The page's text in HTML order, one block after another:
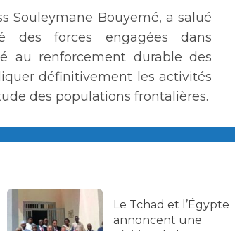
Souleymane Bouyemé, a salué
des forces engagées dans
au renforcement durable des
définitivement les activités
des populations frontalières.
Le Tchad et l’Égypte
annoncent une